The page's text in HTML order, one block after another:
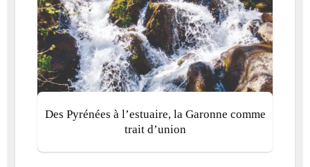
Des Pyrénées à l’estuaire, la Garonne comme
trait d’union